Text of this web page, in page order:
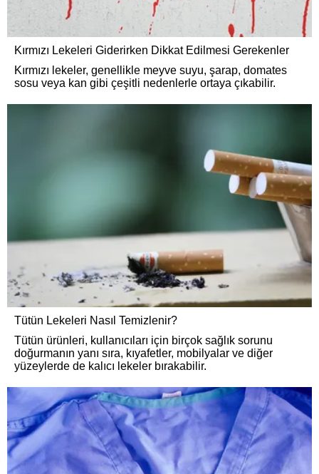
Kırmızı Lekeleri Giderirken Dikkat Edilmesi Gerekenler
Kırmızı lekeler, genellikle meyve suyu, şarap, domates
sosu veya kan gibi çeşitli nedenlerle ortaya çıkabilir.
Tütün Lekeleri Nasıl Temizlenir?
Tütün ürünleri, kullanıcıları için birçok sağlık sorunu
doğurmanın yanı sıra, kıyafetler, mobilyalar ve diğer
yüzeylerde de kalıcı lekeler bırakabilir.